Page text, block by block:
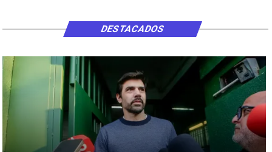
DESTACADOS